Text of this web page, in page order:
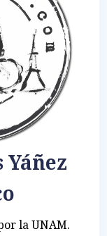
Yáñez
la UNAM.